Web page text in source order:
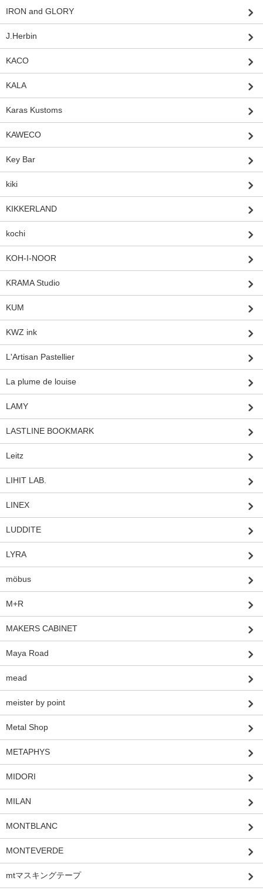
IRON and GLORY
J.Herbin
KACO
KALA
Karas Kustoms
KAWECO
Key Bar
kiki
KIKKERLAND
kochi
KOH-I-NOOR
KRAMA Studio
KUM
KWZ ink
L'Artisan Pastellier
La plume de louise
LAMY
LASTLINE BOOKMARK
Leitz
LIHIT LAB.
LINEX
LUDDITE
LYRA
möbus
M+R
MAKERS CABINET
Maya Road
mead
meister by point
Metal Shop
METAPHYS
MIDORI
MILAN
MONTBLANC
MONTEVERDE
mtマスキングテープ